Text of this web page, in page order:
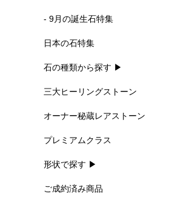
- 9月の誕生石特集
日本の石特集
石の種類から探す ▶
三大ヒーリングストーン
オーナー秘蔵レアストーン
プレミアムクラス
形状で探す ▶
ご成約済み商品